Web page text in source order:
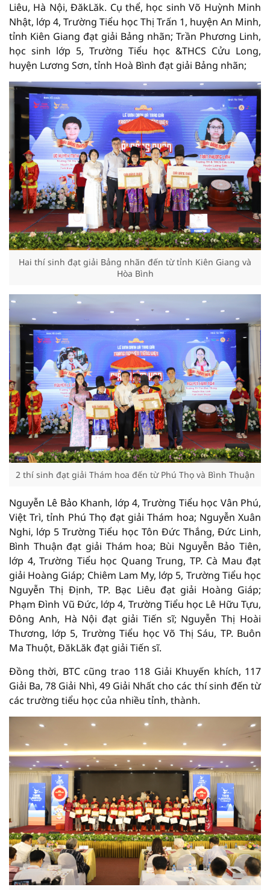
Liêu, Hà Nội, ĐăkLăk. Cụ thể, học sinh Võ Huỳnh Minh
Nhật, lớp 4, Trường Tiểu học Thị Trấn 1, huyện An Minh,
tỉnh Kiên Giang đạt giải Bảng nhãn; Trần Phương Linh,
học sinh lớp 5, Trường Tiểu học &THCS Cửu Long,
huyện Lương Sơn, tỉnh Hoà Bình đạt giải Bảng nhãn;
Hai thí sinh đạt giải Bảng nhãn đến từ tỉnh Kiên Giang và
Hòa Bình
2 thí sinh đạt giải Thám hoa đến từ Phú Thọ và Bình Thuận
Nguyễn Lê Bảo Khanh, lớp 4, Trường Tiểu học Vân Phú,
Việt Trì, tỉnh Phú Thọ đạt giải Thám hoa; Nguyễn Xuân
Nghi, lớp 5 Trường Tiểu học Tôn Đức Thắng, Đức Linh,
Bình Thuận đạt giải Thám hoa; Bùi Nguyễn Bảo Tiên,
lớp 4, Trường Tiểu học Quang Trung, TP. Cà Mau đạt
giải Hoàng Giáp; Chiêm Lam My, lớp 5, Trường Tiểu học
Nguyễn Thị Định, TP. Bạc Liêu đạt giải Hoàng Giáp;
Phạm Đình Vũ Đức, lớp 4, Trường Tiểu học Lê Hữu Tựu,
Đông Anh, Hà Nội đạt giải Tiến sĩ; Nguyễn Thị Hoài
Thương, lớp 5, Trường Tiểu học Võ Thị Sáu, TP. Buôn
Ma Thuột, ĐăkLăk đạt giải Tiến sĩ.
Đồng thời, BTC cũng trao 118 Giải Khuyến khích, 117
Giải Ba, 78 Giải Nhì, 49 Giải Nhất cho các thí sinh đến từ
các trường tiểu học của nhiều tỉnh, thành.